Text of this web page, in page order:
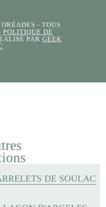
- TOUS
POLITIQUE DE
PAR GEEK
DE SOULAC